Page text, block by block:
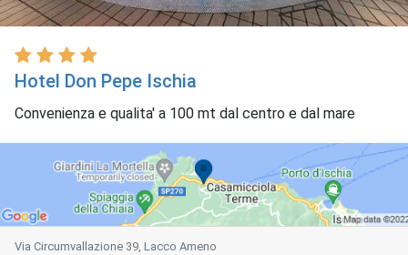
Hotel Don Pepe Ischia
Convenienza e qualita' a 100 mt dal centro e dal mare
Via Circumvallazione 39, Lacco Ameno